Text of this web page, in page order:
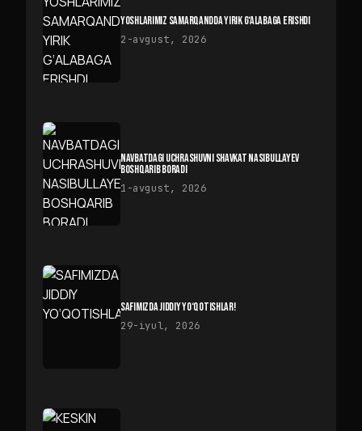
YOSHLARIMIZ SAMARQANDDA YIRIK G‘ALABAGA ERISHDI
2-avgust, 2026
NAVBATDAGI UCHRASHUVNI SHAVKAT NASIBULLAYEV
BOSHQARIB BORADI
1-avgust, 2026
SAFIMIZDA JIDDIY YO‘QOTISHLAR!
29-iyul, 2026